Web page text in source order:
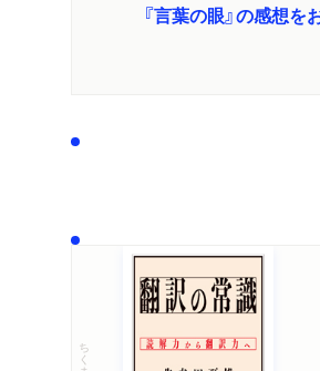
『言葉の眼』の感想を
ちくま学芸文庫